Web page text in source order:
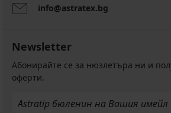
info@astratex.bg
Newsletter
Абонирайте се за нюзлетъра ни и
оферти.